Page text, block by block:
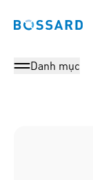
Bossard
Danh mục